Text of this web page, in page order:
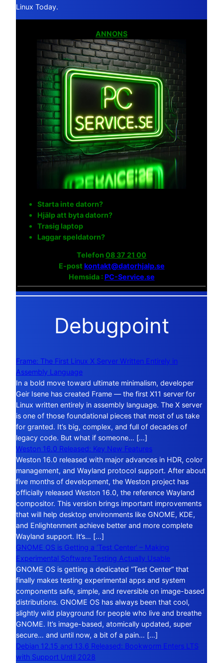
Linux Today.
ANNONS
Starta inte datorn?
Hjälp att byta datorn?
Trasig laptop
Laggar speldatorn?
Telefon 08 37 21 00
E-post kontakt@datorhjalp.se
Hemsida :PC-Service.se
Debugpoint
Frame: The First Linux X Server Written Entirely in
Assembly Language
In a bold move toward ultimate minimalism, developer
Geir Isene has created Frame — the first X11 server for
Linux written entirely in assembly language. The X server
is one of those foundational pieces that most of us take
for granted. It’s big, complex, and full of decades of
legacy code. But what if someone… […]
Weston 16.0 Released: Key New Features
Weston 16.0 released with major advances in HDR, color
management, and Wayland protocol support. After about
five months of development, the Weston project has
officially released Weston 16.0, the reference Wayland
compositor. This version brings important improvements
that will help desktop environments like GNOME, KDE,
and Enlightenment achieve better and more complete
Wayland support. It’s… […]
GNOME OS is Getting a ‘Test Center’ – Making
Experimental Software Testing Actually Usable
GNOME OS is getting a dedicated “Test Center” that
finally makes testing experimental apps and system
components safe, simple, and reversible on image-based
distributions. GNOME OS has always been that cool,
slightly wild playground for people who live and breathe
GNOME. It’s image-based, atomically updated, super
secure… and until now, a bit of a pain… […]
Debian 12.15 and 13.6 Released: Bookworm Enters LTS
with Support Until 2028